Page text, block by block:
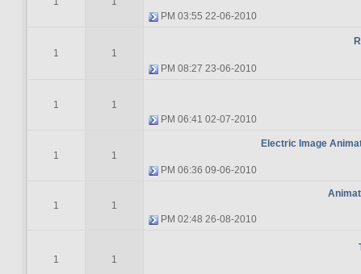
22-06-2010
03:55 PM
23-06-2010
08:27 PM
1
1
02-07-2010
06:41 PM
1
1
Electric Image
09-06-2010
06:36 PM
1
1
26-08-2010
02:48 PM
1
1
1
1